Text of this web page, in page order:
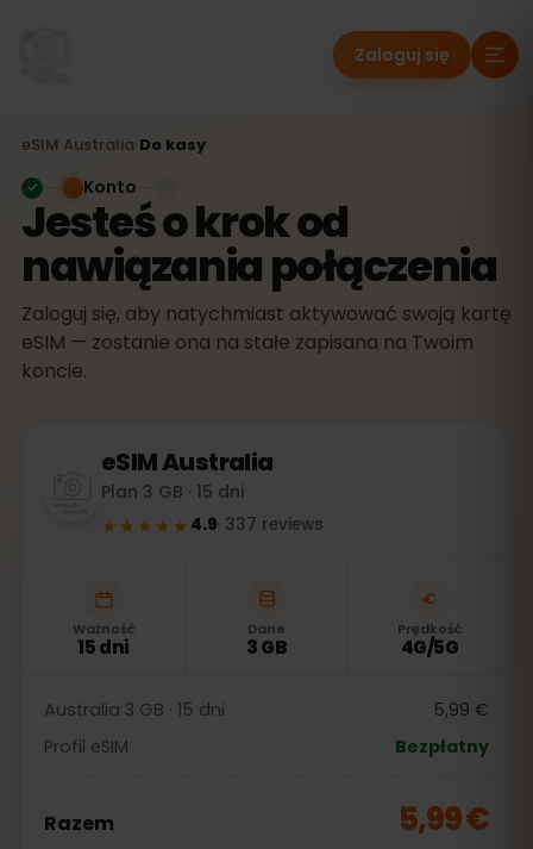
Zaloguj się
eSIM Australia Do kasy
Jesteś o krok od
nawiązania połączenia
Zaloguj się, aby natychmiast aktywować swoją kartę
eSIM — zostanie ona na stałe zapisana na Twoim
koncie.
Konto
eSIMAustralia
Plan 3 GB · 15 dni
★★★★★ 4.9· 337 reviews
Ważność
15 dni
Dane
3 GB
Prędkość
4G/5G
Australia 3 GB · 15 dni
5,99 €
Profil eSIM
Bezpłatny
Razem 5,99 €